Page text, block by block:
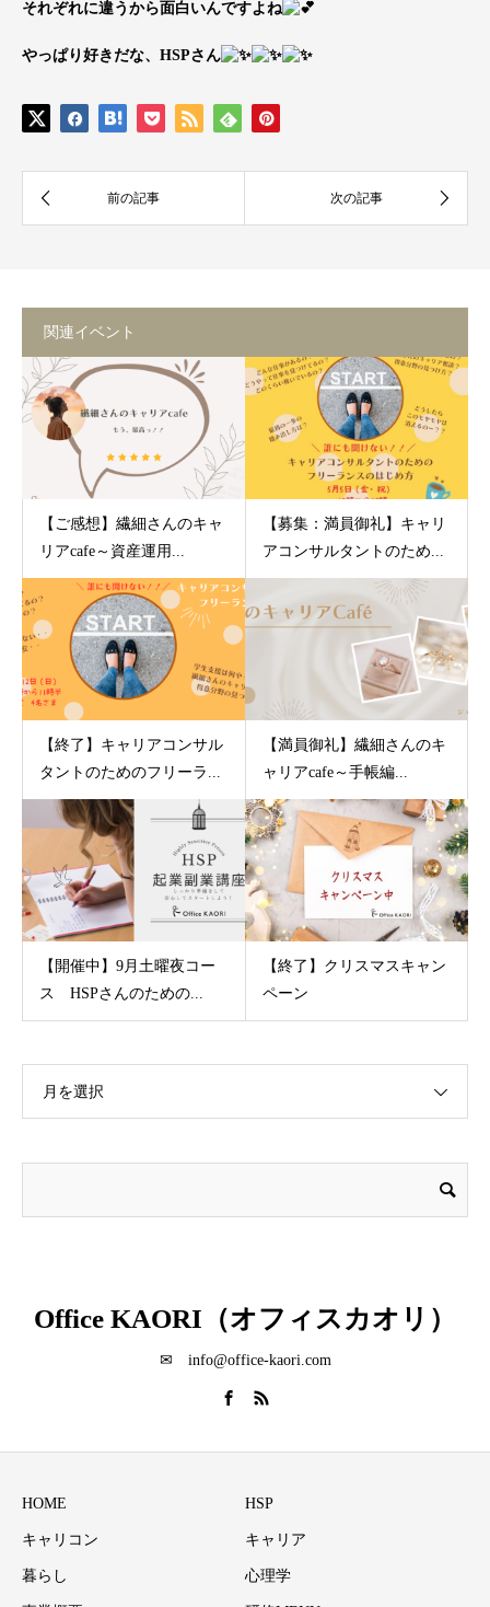
それぞれに違うから面白いんですよね
やっぱり好きだな、HSPさん
関連イベント
【ご感想】繊細さんのキャ
リアcafe～資産運用...
【募集：満員御礼】キャリ
アコンサルタントのため...
【終了】キャリアコンサル
タントのためのフリーラ...
【満員御礼】繊細さんのキ
ャリアcafe～手帳編...
【開催中】9月土曜夜コー
ス HSPさんのための...
【終了】クリスマスキャン
ペーン
月を選択
Office KAORI（オフィスカオリ）
✉ info@office-kaori.com
HOME HSP
キャリコン キャリア
暮らし 心理学